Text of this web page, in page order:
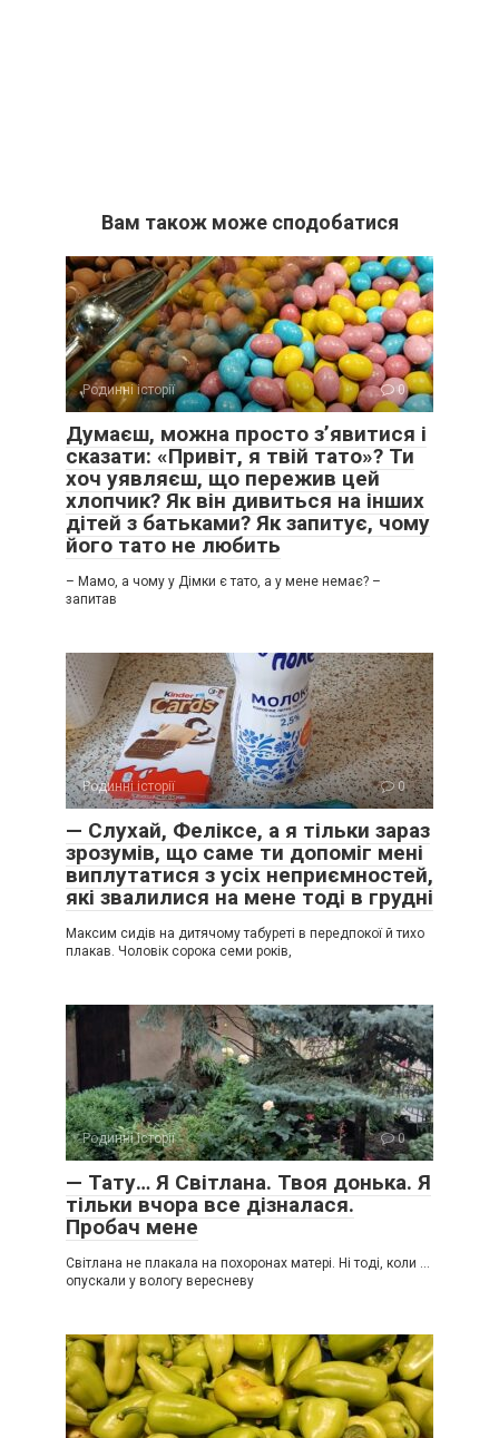
Вам також може сподобатися
Родинні історії 0
Думаєш, можна просто з’явитися і
сказати: «Привіт, я твій тато»? Ти
хоч уявляєш, що пережив цей
хлопчик? Як він дивиться на інших
дітей з батьками? Як запитує, чому
його тато не любить
– Мамо, а чому у Дімки є тато, а у мене немає? –
запитав
Родинні історії 0
— Слухай, Феліксе, а я тільки зараз
зрозумів, що саме ти допоміг мені
виплутатися з усіх неприємностей,
які звалилися на мене тоді в грудні
Максим сидів на дитячому табуреті в передпокої й тихо
плакав. Чоловік сорока семи років,
Родинні історії 0
— Тату… Я Світлана. Твоя донька. Я
тільки вчора все дізналася.
Пробач мене
Світлана не плакала на похоронах матері. Ні тоді, коли …
опускали у вологу вересневу